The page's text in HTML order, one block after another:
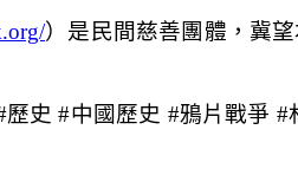
）是民間慈善團體，冀
史 #中國歷史 #鴉片戰爭